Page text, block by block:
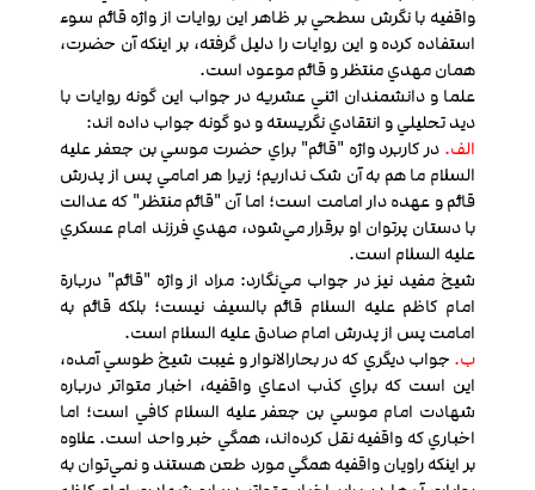
واقفیه با نگرش سطحي بر ظاهر اين روايات از واژه قائم سوء
استفاده كرده و اين روايات را دليل گرفته، بر اينکه آن حضرت،
همان مهدي منتظر و قائم موعود است.
علما و دانشمندان اثني عشريه در جواب اين گونه روايات با
ديد تحليلي و انتقادي نگريسته و دو گونه جواب داده اند:
الف. در کاربرد واژه "قائم" براي حضرت موسي بن جعفر عليه
السلام ما هم به آن شک نداريم؛ زيرا هر امامي پس از پدرش
قائم و عهده دار امامت است؛ اما آن "قائم منتظر" که عدالت
با دستان پرتوان او برقرار مي‌شود، مهدي فرزند امام عسکري
عليه السلام است.
شيخ مفيد نيز در جواب مي‌نگارد: مراد از واژه "قائم" دربارة
امام کاظم عليه السلام قائم بالسيف نيست؛ بلکه قائم به
امامت پس از پدرش امام صادق عليه السلام است.
ب. جواب ديگري که در بحارالانوار و غيبت شيخ طوسي آمده،
اين است كه براي کذب ادعاي واقفیه، اخبار متواتر درباره
شهادت امام موسي بن جعفر عليه السلام کافي است؛ اما
اخباري که واقفیه نقل كرده‌اند، همگي خبر واحد است. علاوه
بر اينکه راويان واقفیه همگي مورد طعن هستند و نمي‌توان به